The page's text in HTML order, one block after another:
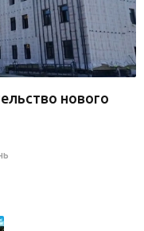
нового